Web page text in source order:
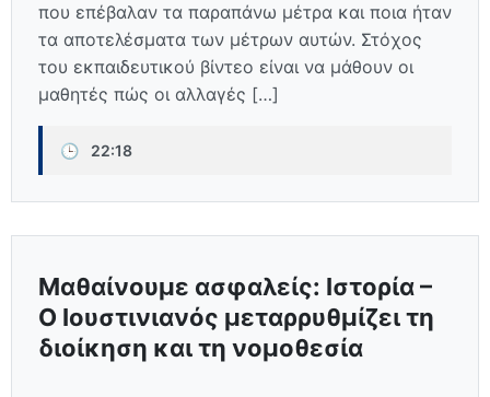
που επέβαλαν τα παραπάνω μέτρα και ποια ήταν
τα αποτελέσματα των μέτρων αυτών. Στόχος
του εκπαιδευτικού βίντεο είναι να μάθουν οι
μαθητές πώς οι αλλαγές […]
🕒 22:18
Μαθαίνουμε ασφαλείς: Ιστορία –
Ο Ιουστινιανός μεταρρυθμίζει τη
διοίκηση και τη νομοθεσία